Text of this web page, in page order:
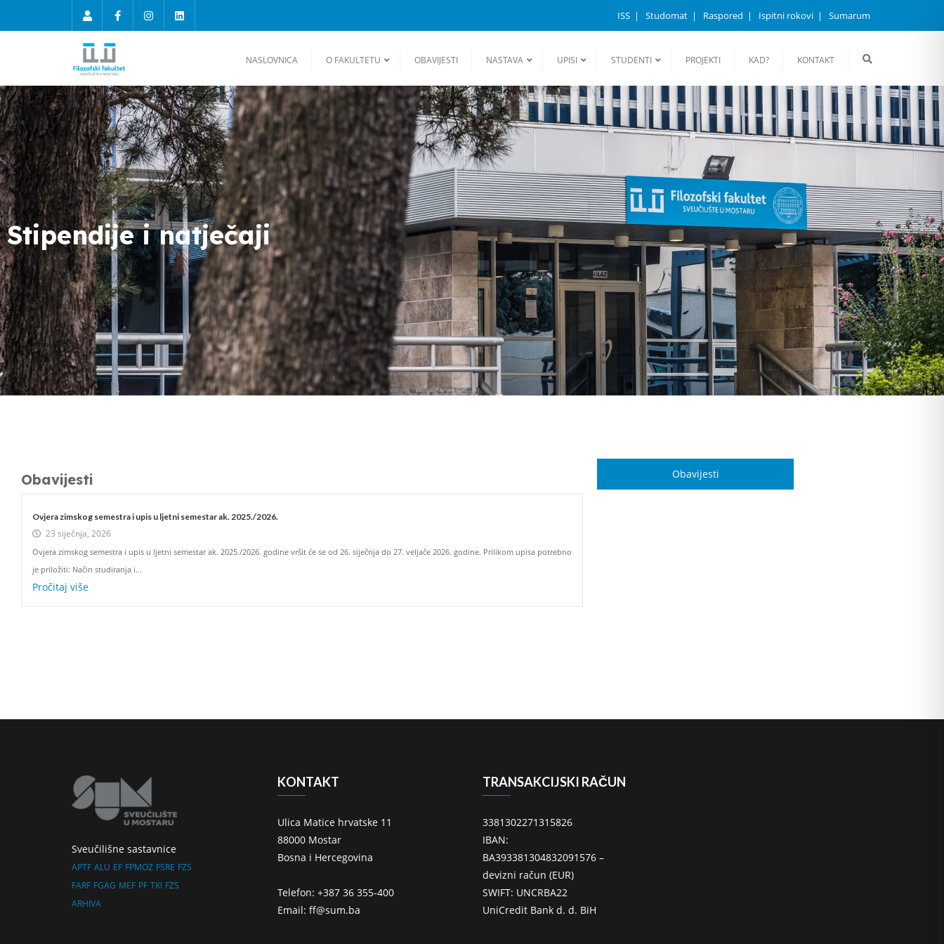
ISS Studomat Raspored Ispitni rokovi Sumarum
NASLOVNICA O FAKULTETU OBAVIJESTI NASTAVA UPISI STUDENTI PROJEKTI KAD? KONTAKT
Stipendije i natječaji
Obavijesti
Obavijesti
Ovjera zimskog semestra i upis u ljetni semestar ak. 2025./2026.
23 siječnja, 2026
Ovjera zimskog semestra i upis u ljetni semestar ak. 2025./2026. godine vršit će se od 26. siječnja do 27. veljače 2026. godine. Prilikom upisa potrebno
je priložiti: Način studiranja i...
Pročitaj više
Sveučilišne sastavnice
APTF ALU EF FPMOZ FSRE FZS
FARF FGAG MEF PF TKI FZS
ARHIVA
KONTAKT
Ulica Matice hrvatske 11
88000 Mostar
Bosna i Hercegovina
Telefon: +387 36 355-400
Email: ff@sum.ba
TRANSAKCIJSKI RAČUN
3381302271315826
IBAN:
BA393381304832091576 –
devizni račun (EUR)
SWIFT: UNCRBA22
UniCredit Bank d. d. BiH